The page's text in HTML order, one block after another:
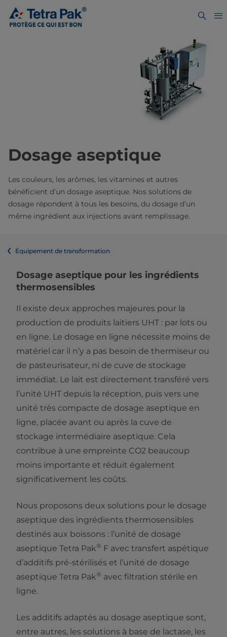
Dosage aseptique
Les couleurs, les arômes, les vitamines et autres
bénéficient d’un dosage aseptique. Nos solutions de
dosage répondent à tous les besoins, du dosage d’un
même ingrédient aux injections avant remplissage.
Équipement de transformation
Dosage aseptique pour les ingrédients
thermosensibles
Il existe deux approches majeures pour la
production de produits laitiers UHT : par lots ou
en ligne. Le dosage en ligne nécessite moins de
matériel car il n’y a pas besoin de thermiseur ou
de pasteurisateur, ni de cuve de stockage
immédiat. Le lait est directement transféré vers
l’unité UHT depuis la réception, puis vers une
unité très compacte de dosage aseptique en
ligne, placée avant ou après la cuve de
stockage intermédiaire aseptique. Cela
contribue à une empreinte CO2 beaucoup
moins importante et réduit également
significativement les coûts.
Nous proposons deux solutions pour le dosage
aseptique des ingrédients thermosensibles
destinés aux boissons : l’unité de dosage
aseptique Tetra Pak® F avec transfert aspétique
d’additifs pré-stérilisés et l’unité de dosage
aseptique Tetra Pak® avec filtration stérile en
ligne.
Les additifs adaptés au dosage aseptique sont,
entre autres, les solutions à base de lactase, les